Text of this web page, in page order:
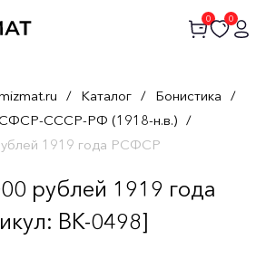
0 0
/ Каталог / Бонистика /
СССР-РФ (1918-н.в.) /
1919 года РСФСР
рублей 1919 года
BK-0498]